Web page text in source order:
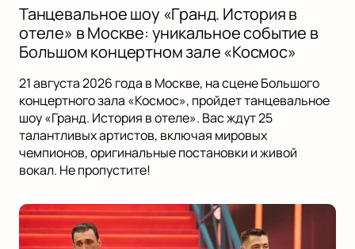
Танцевальное шоу «Гранд. История в
отеле» в Москве: уникальное событие в
Большом концертном зале «Космос»
21 августа 2026 года в Москве, на сцене Большого
концертного зала «Космос», пройдет танцевальное
шоу «Гранд. История в отеле». Вас ждут 25
талантливых артистов, включая мировых
чемпионов, оригинальные постановки и живой
вокал. Не пропустите!